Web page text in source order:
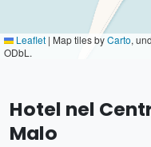
Leaflet | Map tiles byCarto,
ODbL.
Hotel nel
Malo